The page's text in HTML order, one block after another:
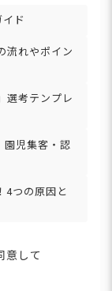
ド
流れやポイン
選考テンプレ
園児集客・認
4つの原因と
意して